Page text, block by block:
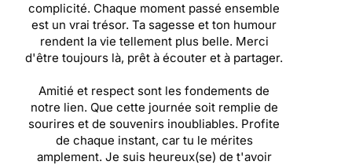
complicité. Chaque moment passé ensemble
est un vrai trésor. Ta sagesse et ton humour
rendent la vie tellement plus belle. Merci
d'être toujours là, prêt à écouter et à partager.
Amitié et respect sont les fondements de
notre lien. Que cette journée soit remplie de
sourires et de souvenirs inoubliables. Profite
de chaque instant, car tu le mérites
amplement. Je suis heureux(se) de t'avoir